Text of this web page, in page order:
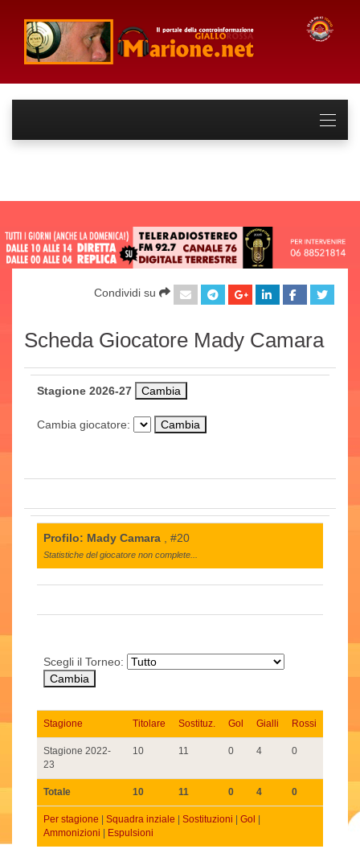
Condividi su
Scheda Giocatore Mady Camara
Stagione 2026-27
Cambia giocatore:
Profilo: Mady Camara , #20
Statistiche del giocatore non complete...
Scegli il Torneo:
Stagione Titolare Sostituz. Gol Gialli Rossi
Stagione 2022-
23
10 11 0 4 0
Totale 10 11 0 4 0
Per stagione Squadra inziale Sostituzioni Gol
Ammonizioni
Espulsioni